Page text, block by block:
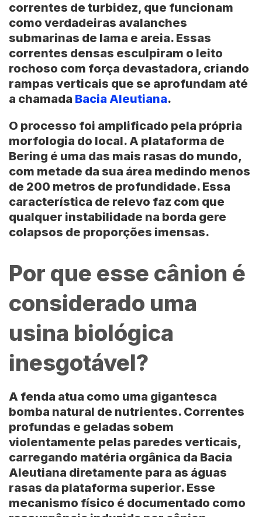
correntes de turbidez, que funcionam
como verdadeiras avalanches
submarinas de lama e areia. Essas
correntes densas esculpiram o leito
rochoso com força devastadora, criando
rampas verticais que se aprofundam até
a chamada Bacia Aleutiana.
O processo foi amplificado pela própria
morfologia do local. A plataforma de
Bering é uma das mais rasas do mundo,
com metade da sua área medindo menos
de 200 metros de profundidade. Essa
característica de relevo faz com que
qualquer instabilidade na borda gere
colapsos de proporções imensas.
Por que esse cânion é
considerado uma
usina biológica
inesgotável?
A fenda atua como uma gigantesca
bomba natural de nutrientes. Correntes
profundas e geladas sobem
violentamente pelas paredes verticais,
carregando matéria orgânica da Bacia
Aleutiana diretamente para as águas
rasas da plataforma superior. Esse
mecanismo físico é documentado como